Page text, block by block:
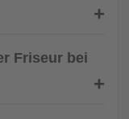
Friseur bei